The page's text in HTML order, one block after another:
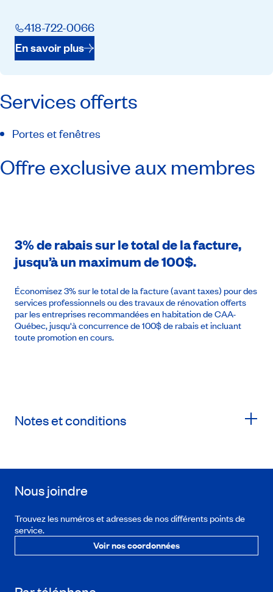
418-722-0066
En savoir plus
Services offerts
Portes et fenêtres
Offre exclusive aux membres
3% de rabais sur le total de la facture,
jusqu’à un maximum de 100$.
Économisez 3% sur le total de la facture (avant taxes) pour des
services professionnels ou des travaux de rénovation offerts
par les entreprises recommandées en habitation de CAA-
Québec, jusqu'à concurrence de 100$ de rabais et incluant
toute promotion en cours.
Notes et conditions
Nous joindre
Trouvez les numéros et adresses de nos différents points de
service.
Voir nos coordonnées